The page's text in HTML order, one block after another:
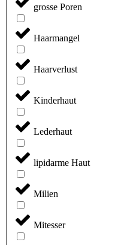
grosse Poren
Haarmangel
Haarverlust
Kinderhaut
Lederhaut
lipidarme Haut
Milien
Mitesser